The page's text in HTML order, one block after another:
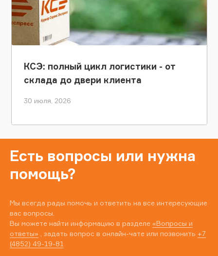
КСЭ: полный цикл логистики - от
склада до двери клиента
30 июля, 2026
Есть вопросы или нужна
помощь?
Мы всегда рады помочь и ответить на все интересующие
вас вопросы.
Вы можете найти информацию в разделе «Вопросы и
ответы» , задать вопрос в онлайн-чате или позвонить +7
(4852) 49-19-81